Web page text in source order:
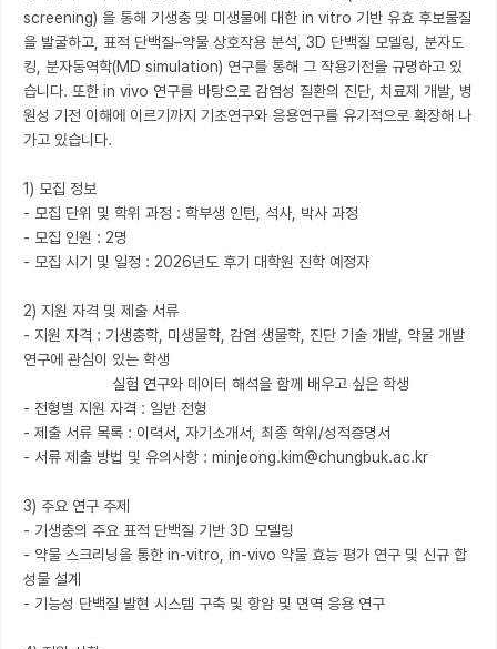
재팬라운지 🌸
screening) 을 통해 기생충 및 미생물에 대한 in vitro 기반 유효 후보물질
을 발굴하고, 표적 단백질–약물 상호작용 분석, 3D 단백질 모델링, 분자도
킹, 분자동역학(MD simulation) 연구를 통해 그 작용기전을 규명하고 있
습니다. 또한 in vivo 연구를 바탕으로 감염성 질환의 진단, 치료제 개발, 병
원성 기전 이해에 이르기까지 기초연구와 응용연구를 유기적으로 확장해 나
가고 있습니다.
1) 모집 정보
- 모집 단위 및 학위 과정 : 학부생 인턴, 석사, 박사 과정
- 모집 인원 : 2명
- 모집 시기 및 일정 : 2026년도 후기 대학원 진학 예정자
2) 지원 자격 및 제출 서류
- 지원 자격 : 기생충학, 미생물학, 감염 생물학, 진단 기술 개발, 약물 개발
연구에 관심이 있는 학생
- 전형별 지원 자격 : 일반 전형
- 제출 서류 목록 : 이력서, 자기소개서, 최종 학위/성적증명서
- 서류 제출 방법 및 유의사항 : minjeong.kim@chungbuk.ac.kr
3) 주요 연구 주제
- 기생충의 주요 표적 단백질 기반 3D 모델링
- 약물 스크리닝을 통한 in-vitro, in-vivo 약물 효능 평가 연구 및 신규 합
성물 설계
- 기능성 단백질 발현 시스템 구축 및 항암 및 면역 응용 연구